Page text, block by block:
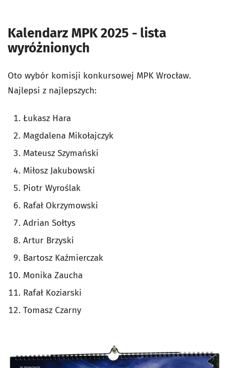
Kalendarz MPK 2025 - lista
wyróżnionych
Oto wybór komisji konkursowej MPK Wrocław.
Najlepsi z najlepszych:
Łukasz Hara
Magdalena Mikołajczyk
Mateusz Szymański
Miłosz Jakubowski
Piotr Wyroślak
Rafał Okrzymowski
Adrian Sołtys
Artur Brzyski
Bartosz Kaźmierczak
Monika Zaucha
Rafał Koziarski
Tomasz Czarny